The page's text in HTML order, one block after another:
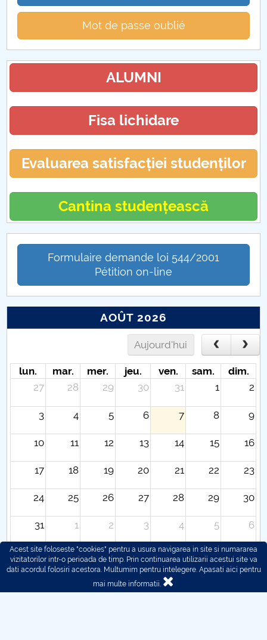
Mot de passe oublié
ALUMNI
Fisa lichidare
Evaluarea satisfacției studenților
Cantina studențească
Formulaire demande loi 544/2001
Pétition on-line
AOÛT 2026
Aujourd'hui
lun. mar. mer. jeu. ven. sam.
dim.
27
28 29 30 31 1 2
3 4 5 6 7 8 9
10 11 12 13 14 15 16
17 18 19 20 21 22 23
24 25 26 27 28 29 30
31 1 2 3 4 5 6
Acest site foloseste "cookies" pentru a usura navigarea in site si numararea
vizitatorilor intr-o perioada de timp. Prin continuarea utilizarii acestui site va
dati acordul folosiri acestora. Multumim pentru intelegere. Apasati aici pentru
mai multe informatii.